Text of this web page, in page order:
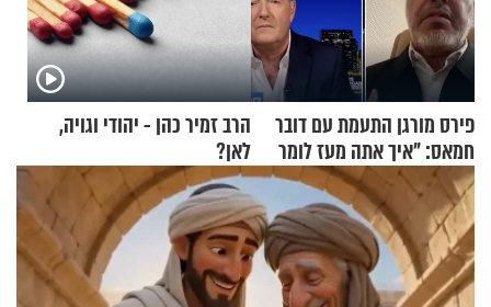
פירס מורגן התעמת עם דובר
חמאס: "איך אתה מעז לומר
שלא ביצעתם פשעי מלחמה?!"
הרב זמיר כהן - יהודי וגויה,
לאן?